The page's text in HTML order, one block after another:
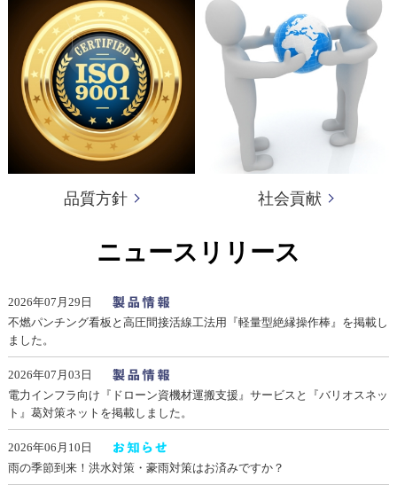
品質方針 社会貢献
ニュースリリース
2026年07月29日
不燃パンチング看板と高圧間接活線工法用『軽量型絶縁操作棒』を掲載し
ました。
2026年07月03日
電力インフラ向け『ドローン資機材運搬支援』サービスと『バリオスネッ
ト』葛対策ネットを掲載しました。
2026年06月10日
雨の季節到来！洪水対策・豪雨対策はお済みですか？